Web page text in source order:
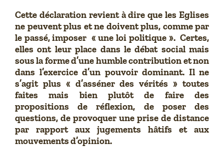
Cette déclaration revient à dire que les Eglises
ne peuvent plus et ne doivent plus, comme par
le passé, imposer « une loi politique ». Certes,
elles ont leur place dans le débat social mais
sous la forme d’une humble contribution et non
dans l’exercice d’un pouvoir dominant. Il ne
s’agit plus « d’asséner des vérités » toutes
faites mais bien plutôt de faire des
propositions de réflexion, de poser des
questions, de provoquer une prise de distance
par rapport aux jugements hâtifs et aux
mouvements d’opinion.